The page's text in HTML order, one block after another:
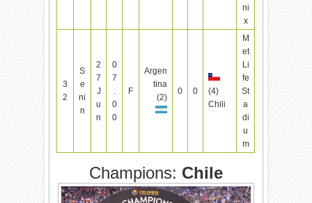
ni
x
3
2
S
e
ni
n
2
7
J
u
n
0
7
.
0
0
F
Argen
tina
(2)
0 0
(4)
Chili
M
et
Li
fe
St
a
di
u
m
Champions: Chile